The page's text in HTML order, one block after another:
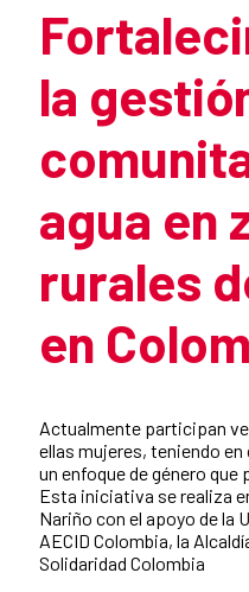
la
agua en
rurales
en
Actualmente participan
ellas mujeres, teniendo
un enfoque de género que
Esta iniciativa se realiza
Nariño con el apoyo de la
AECID Colombia, la
Solidaridad Colombia